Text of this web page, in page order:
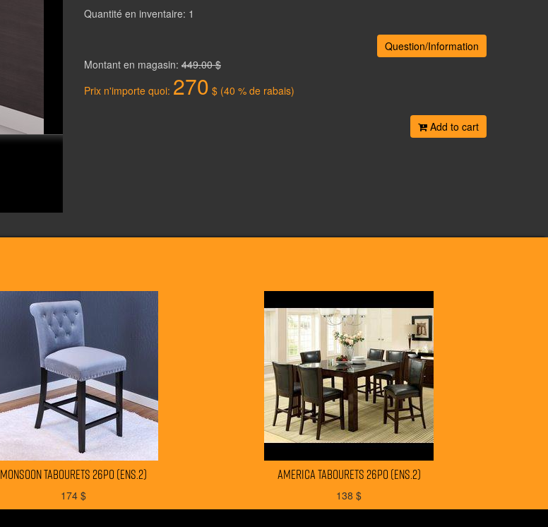
Quantité en inventaire: 1
Question/Information
Montant en magasin: 449.00 $
Prix n'importe quoi: 270 $ (40 % de rabais)
Add to cart
MONSOON tabourets 26po (ens.2)
174 $
AMERICA tabourets 26po (ens.2)
138 $